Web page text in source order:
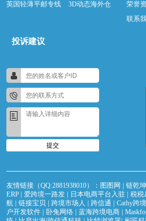
英国轻薄平邮专线
3D动态海外仓
荣誉
联系
投诉建议
提交
友情链接（QQ:2881938010）： 图图网 |链乾坤
ERP|爱跨境一路发 日本电商平台入驻 |税税
航 |链接宝贝 |跨境市场人 |跨信通 |Cathy跨境
户开发软件
卧兔网络 |蓝海跨境电商 |